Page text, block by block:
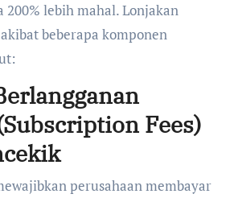
200% lebih mahal. Lonjakan
beberapa komponen
Fees)
perusahaan membayar